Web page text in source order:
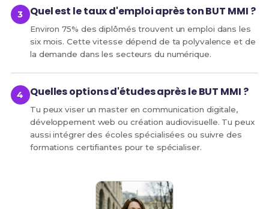
Quel est le taux d'emploi après ton BUT MMI ?
Environ 75% des diplômés trouvent un emploi dans les
six mois. Cette vitesse dépend de ta polyvalence et de
la demande dans les secteurs du numérique.
Quelles options d'études après le BUT MMI ?
Tu peux viser un master en communication digitale,
développement web ou création audiovisuelle. Tu peux
aussi intégrer des écoles spécialisées ou suivre des
formations certifiantes pour te spécialiser.